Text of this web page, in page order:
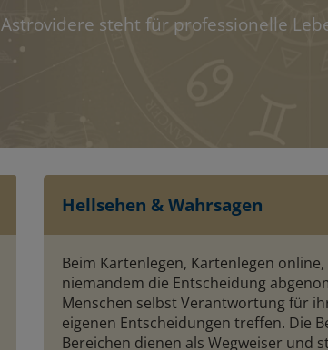
Astrovidere steht für professionelle
Hellsehen & Wahrsagen
Beim Kartenlegen, Kartenlegen
niemandem die Entscheidung
Menschen selbst Verantwortung für
eigenen Entscheidungen treffen. Die
Bereichen dienen als Wegweiser und